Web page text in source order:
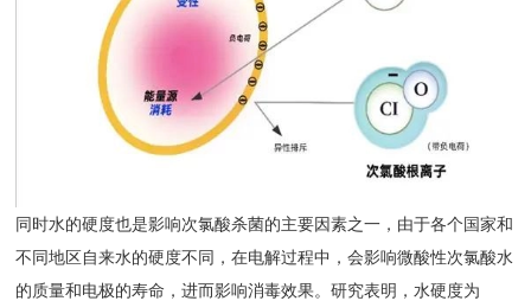
同时水的硬度也是影响次氯酸杀菌的主要因素之一，由于各个国家和
不同地区自来水的硬度不同，在电解过程中，会影响微酸性次氯酸水
的质量和电极的寿命，进而影响消毒效果。研究表明，水硬度为